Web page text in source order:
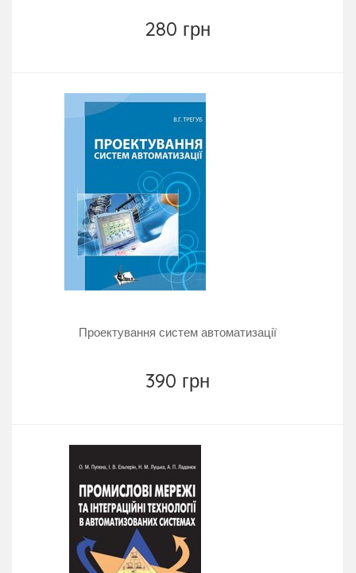
280 грн
Проектування систем автоматизації
390 грн